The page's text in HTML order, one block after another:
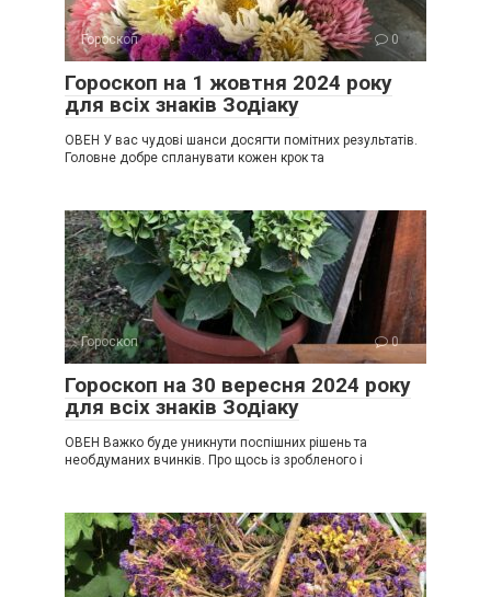
Гороскоп 0
Гороскоп на 1 жовтня 2024 року
для всіх знаків Зодіаку
ОВЕН У вас чудові шанси досягти помітних результатів.
Головне добре спланувати кожен крок та
Гороскоп 0
Гороскоп на 30 вересня 2024 року
для всіх знаків Зодіаку
ОВЕН Важко буде уникнути поспішних рішень та
необдуманих вчинків. Про щось із зробленого і